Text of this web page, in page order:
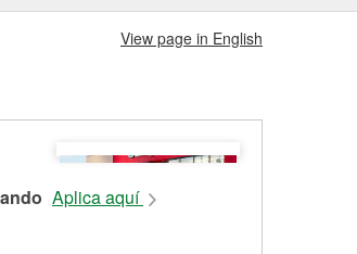
View page in English
Aplica aquí